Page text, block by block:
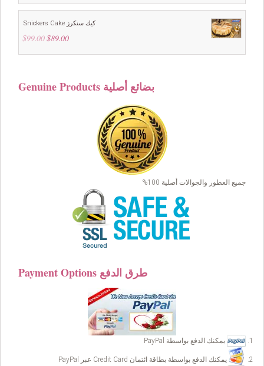
Snickers Cake كيك سنكرز
$99.00 Original
was:
$89.00Current
is:
Genuine Products بضائع أصلية
جميع العطور والجوالات أصلية 100%
Payment Options طرق الدفع
يمكنك الدفع بواسطة PayPal
يمكنك الدفع بواسطة بطاقة ائتمان Credit Card عبر PayPal